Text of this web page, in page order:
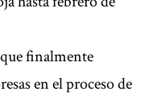
finalmente
en el proceso de